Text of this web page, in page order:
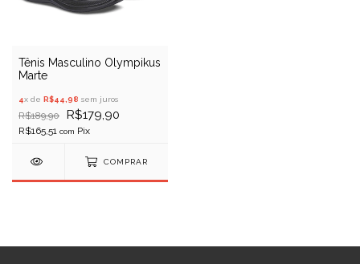
Tênis Masculino Olympikus
Marte
4x de R$44,98 sem juros
R$189,90 R$179,90
R$165,51 com
COMPRAR